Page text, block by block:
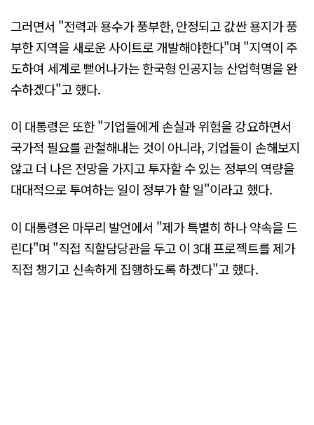
그러면서 "전력과 용수가 풍부한, 안정되고 값싼 용지가 풍
부한 지역을 새로운 사이트로 개발해야한다"며 "지역이 주
도하여 세계로 뻗어나가는 한국형 인공지능 산업혁명을 완
수하겠다"고 했다.
이 대통령은 또한 "기업들에게 손실과 위험을 강요하면서
국가적 필요를 관철해내는 것이 아니라, 기업들이 손해보지
않고 더 나은 전망을 가지고 투자할 수 있는 정부의 역량을
대대적으로 투여하는 일이 정부가 할 일"이라고 했다.
이 대통령은 마무리 발언에서 "제가 특별히 하나 약속을 드
린다"며 "직접 직할담당관을 두고 이 3대 프로젝트를 제가
직접 챙기고 신속하게 집행하도록 하겠다"고 했다.